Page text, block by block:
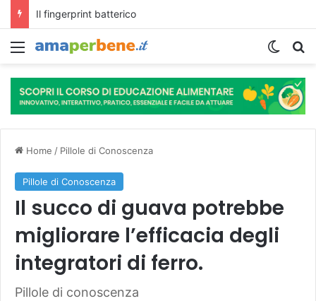
Menu
Home / Pillole di Conoscenza
Pillole di Conoscenza
Il succo di guava potrebbe
migliorare l’efficacia degli
integratori di ferro.
Pillole di conoscenza